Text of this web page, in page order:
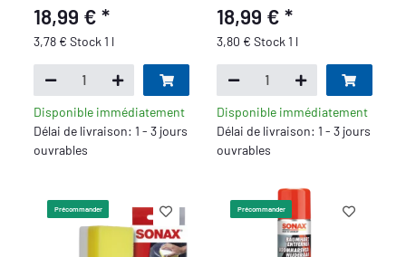
18,99 €*
3,78 € Stock 1 l
Disponible immédiatement
Délai de livraison: 1 - 3 jours
ouvrables
18,99 € *
3,80 € Stock 1 l
Disponible immédiatement
Délai de livraison: 1 - 3 jours
ouvrables
Précommander Précommander